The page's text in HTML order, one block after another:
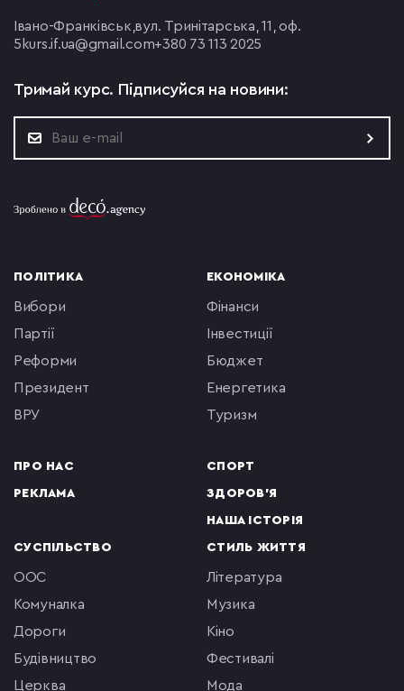
Івано-Франківськ,вул. Тринітарська, 11, оф.
5 kurs.if.ua@gmail.com+380 73 113 2025
Тримай курс. Підписуйся на новини:
ПОЛІТИКА
вибори
партії
реформи
президент
ВРУ
ПРО НАС
РЕКЛАМА
ЕКОНОМІКА
фінанси
інвестиції
бюджет
енергетика
туризм
СПОРТ
ЗДОРОВ'Я
НАША ІСТОРІЯ
СУСПІЛЬСТВО
ООС
комуналка
Дороги
будівництво
церква
СТИЛЬ ЖИТТЯ
література
музика
кіно
фестивалі
мода